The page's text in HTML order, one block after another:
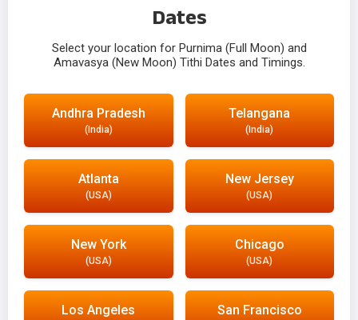
Dates
Select your location for Purnima (Full Moon) and
Amavasya (New Moon) Tithi Dates and Timings.
Andhra Pradesh
(India)
Telangana
(India)
Atlanta
(USA)
New Jersey
(USA)
New York
(USA)
Chicago
(USA)
Los Angeles San Francisco